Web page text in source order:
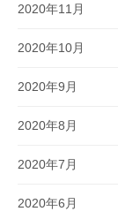
2020年11月
2020年10月
2020年9月
2020年8月
2020年7月
2020年6月